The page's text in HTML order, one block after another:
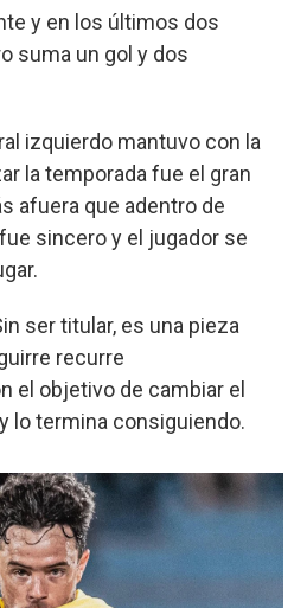
y en los últimos dos
suma un gol y dos
izquierdo mantuvo con la
la temporada fue el gran
afuera que adentro de
sincero y el jugador se
ser titular, es una pieza
recurre
el objetivo de cambiar el
lo termina consiguiendo.